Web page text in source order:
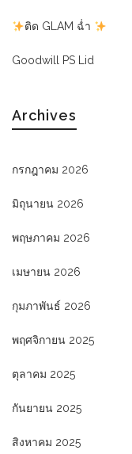
ติด GLAM ฉ่ำ
Goodwill PS Lid
Archives
กรกฎาคม 2026
มิถุนายน 2026
พฤษภาคม 2026
เมษายน 2026
กุมภาพันธ์ 2026
พฤศจิกายน 2025
ตุลาคม 2025
กันยายน 2025
สิงหาคม 2025